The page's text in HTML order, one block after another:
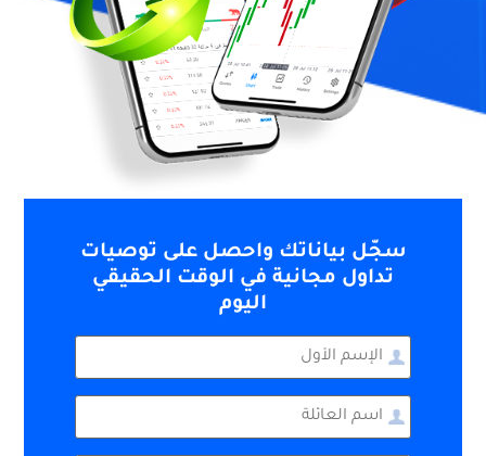
سجّل بياناتك واحصل على توصيات
تداول مجانية في الوقت الحقيقي
اليوم